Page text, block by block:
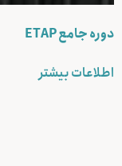
دوره جامع ETAP
اطلاعات بیشتر